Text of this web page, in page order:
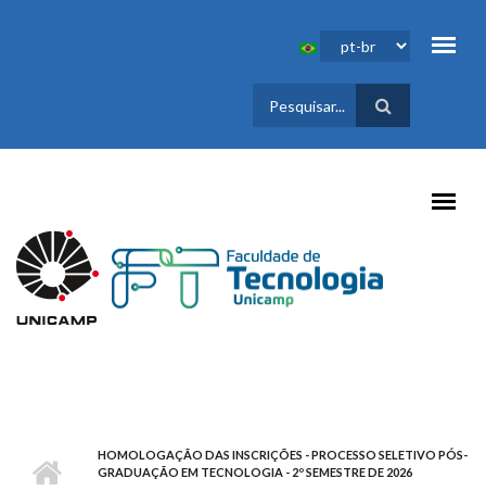
FORMULÁRIO
DE BUSCA
HOMOLOGAÇÃO DAS INSCRIÇÕES - PROCESSO SELETIVO PÓS-
GRADUAÇÃO EM TECNOLOGIA - 2º SEMESTRE DE 2026